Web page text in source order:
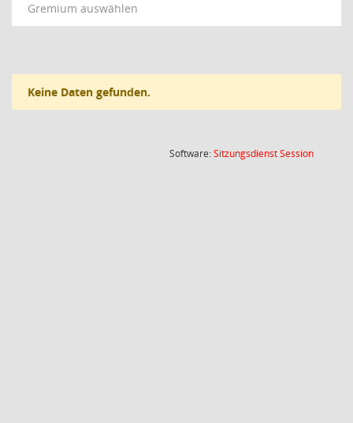
Gremium auswählen
Keine Daten gefunden.
Software:SitzungsdienstSession(Wird in